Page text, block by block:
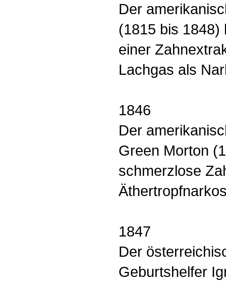
Der
(1815 bis 1848)
einer
Lachgas als
1846
Der
Green Morton
schmerzlose
1847
Der
Geburtshelfer